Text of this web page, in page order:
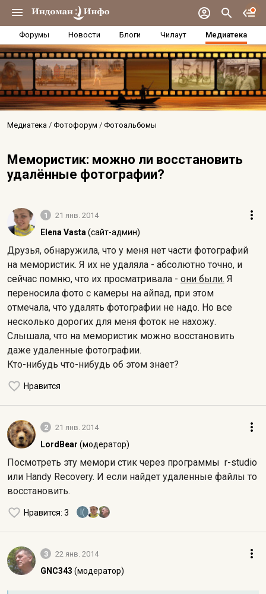
Форумы Новости Блоги Чилаут Медиатека
Медиатека Фотофорум Фотоальбомы
Мемористик: можно ли восстановить
удалённые фотографии?
1 21 янв. 2014
Elena Vasta (сайт-админ)
Друзья, обнаружила, что у меня нет части фотографий
на мемористик. Я их не удаляла - абсолютно точно, и
сейчас помню, что их просматривала - они были. Я
переносила фото с камеры на айпад, при этом
отмечала, что удалять фотографии не надо. Но все
несколько дорогих для меня фоток не нахожу.
Слышала, что на мемористик можно восстановить
даже удаленные фотографии.
Кто-нибудь что-нибудь об этом знает?
Нравится
2 21 янв. 2014
LordBear (модератор)
Посмотреть эту мемори стик через программы r-studio
или Handy Recovery. И если найдет удаленные файлы то
восстановить.
Нравится: 3 I(
3 22 янв. 2014
GNC343 (модератор)